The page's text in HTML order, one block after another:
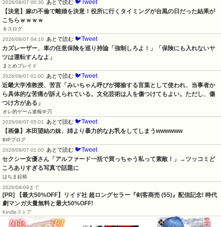
2026/08/07 00:30 あとで読む 🐦Tweet
【決意】嫁の不倫で離婚を決意！役所に行くタイミングが台風の日だった結果が
こちらｗｗｗｗ
キスログ
2026/08/07 04:10
あとで読む 🐦Tweet
カズレーザー、車の任意保険を巡り持論「強制しろよ！」「保険にも入れないヤ
ツは運転すんなよ」
まとめブレイド
2026/08/07 01:00
あとで読む 🐦Tweet
近畿大学准教授、苦言「みいちゃん呼びが揶揄する言葉として使われ、当事者か
ら具体的な苦痛が訴えられている。文化芸術は人を傷つけてもよい。ただし、傷
つけ方がある」
オレ的ゲーム速報＠刃
2026/08/07 05:01
あとで読む 🐦Tweet
【画像】本田望結の妹、姉より暴力的なお乳をしてしまうwwwwww
BIPブログ
2026/08/07 01:00
あとで読む 🐦Tweet
セクシー女優さん「アルファード一括で買っちゃう私って素敵！」→ツッコミど
ころありすぎる写真で話題に
はちま起稿
2026/08/09まで
[PR] 【最大50%OFF】リイド社 超ロングセラー『剣客商売 (55)』配信記念! 時代
劇マンガ大量無料と最大50%OFF!
Kindleストア